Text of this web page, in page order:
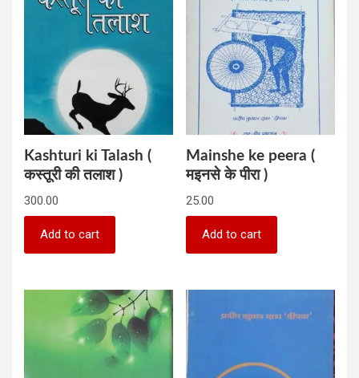
Kashturi ki Talash (
कस्तूरी की तलाश )
300.00
Add to cart
Mainshe ke peera (
मइनसे के पीरा )
25.00
Add to cart